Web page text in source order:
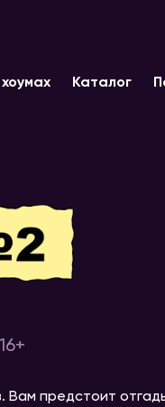
Каталог
16+
Вам предстоит